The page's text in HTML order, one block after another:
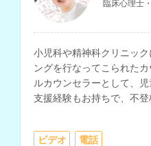
臨床心理士
小児科や精神科クリニッ
ングを行なってこられた
ルカウンセラーとして、
支援経験もお持ちで、不
ビデオ 電話